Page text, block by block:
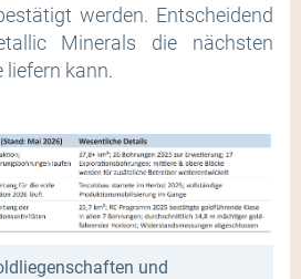
werden. Entscheidend
Minerals die nächsten
liefern kann.
und